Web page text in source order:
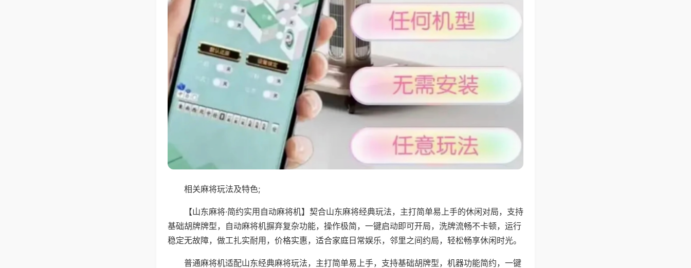
相关麻将玩法及特色;
【山东麻将·简约实用自动麻将机】契合山东麻将经典玩法，主打简单易上手的休闲对局，支持
基础胡牌牌型，自动麻将机摒弃复杂功能，操作极简，一键启动即可开局，洗牌流畅不卡顿，运行
稳定无故障，做工扎实耐用，价格实惠，适合家庭日常娱乐，邻里之间约局，轻松畅享休闲时光。
普通麻将机适配山东经典麻将玩法，主打简单易上手，支持基础胡牌型，机器功能简约，一键